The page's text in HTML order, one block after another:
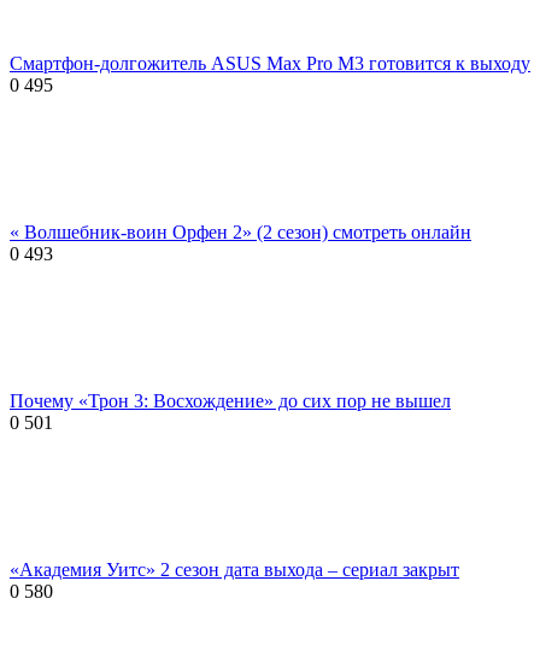
Смартфон-долгожитель ASUS Max Pro M3 готовится к выходу
0 495
« Волшебник-воин Орфен 2» (2 сезон) смотреть онлайн
0 493
Почему «Трон 3: Восхождение» до сих пор не вышел
0 501
«Академия Уитс» 2 сезон дата выхода – сериал закрыт
0 580